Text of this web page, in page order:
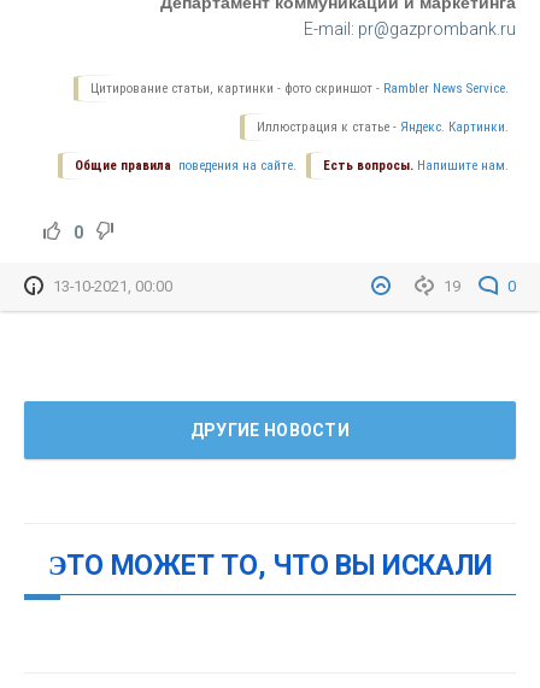
E-mail: pr@gazprombank.ru
Цитирование статьи, картинки - фото скриншот - Rambler News Service.
Иллюстрация к статье - Яндекс. Картинки.
Есть вопросы. Напишите нам.
Общие правила поведения на сайте.
0
19 0
13-10-2021, 00:00
ДРУГИЕ НОВОСТИ
ЭТО МОЖЕТ ТО, ЧТО ВЫ ИСКАЛИ